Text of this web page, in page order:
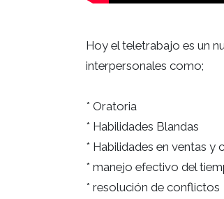
Hoy el teletrabajo es un
interpersonales como;
* Oratoria
* Habilidades Blandas
* Habilidades en ventas y
* manejo efectivo del
* resolución de conflictos